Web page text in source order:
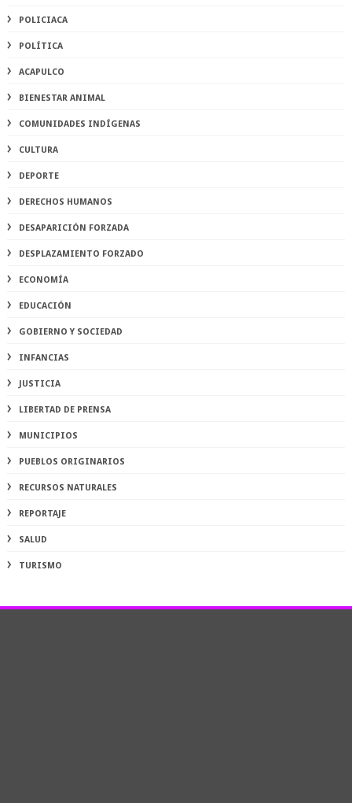
POLICIACA
POLÍTICA
ACAPULCO
BIENESTAR ANIMAL
COMUNIDADES INDÍGENAS
CULTURA
DEPORTE
DERECHOS HUMANOS
DESAPARICIÓN FORZADA
DESPLAZAMIENTO FORZADO
ECONOMÍA
EDUCACIÓN
GOBIERNO Y SOCIEDAD
INFANCIAS
JUSTICIA
LIBERTAD DE PRENSA
MUNICIPIOS
PUEBLOS ORIGINARIOS
RECURSOS NATURALES
REPORTAJE
SALUD
TURISMO